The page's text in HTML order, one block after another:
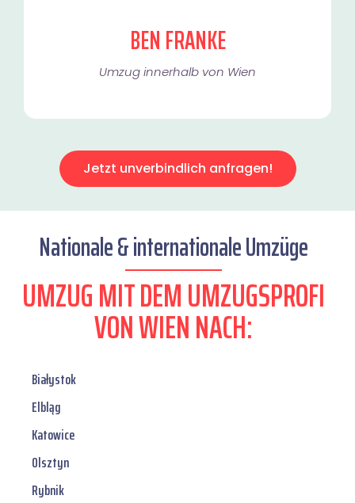
BEN FRANKE
Umzug innerhalb von Wien​
Jetzt unverbindlich anfragen!
Nationale & internationale Umzüge
UMZUG MIT DEM UMZUGSPROFI
VON WIEN NACH:
Białystok
Elbląg
Katowice
Olsztyn
Rybnik